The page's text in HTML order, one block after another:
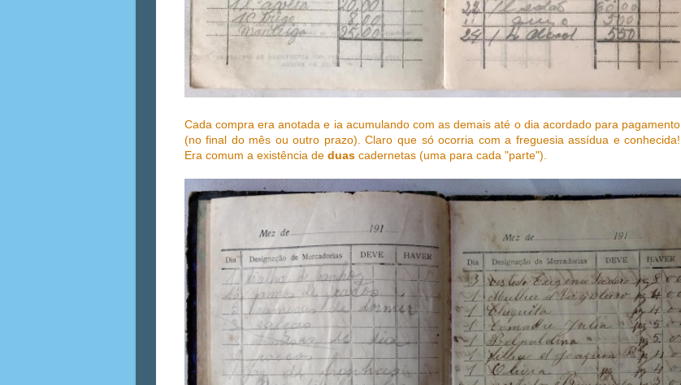
Cada compra era anotada e ia acumulando com as demais até o dia acordado para pagamento
(no final do mês ou outro prazo). Claro que só ocorria com a freguesia assídua e conhecida!
Era comum a existência de duascadernetas (uma para cada "parte").